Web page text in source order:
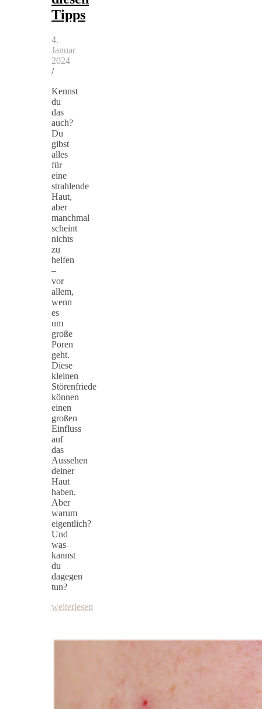
Tipps
4.
Januar
2024
/
Kennst
du
das
auch?
Du
gibst
alles
für
eine
strahlende
Haut,
aber
manchmal
scheint
nichts
zu
helfen
–
vor
allem,
wenn
es
um
große
Poren
geht.
Diese
kleinen
Störenfriede
können
einen
großen
Einfluss
auf
das
Aussehen
deiner
Haut
haben.
Aber
warum
eigentlich?
Und
was
kannst
du
dagegen
tun?
weiterlesen